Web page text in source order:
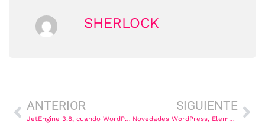
SHERLOCK
ANTERIOR
JetEngine 3.8, cuando WordPress empieza a pensar contigo
SIGUIENTE
Novedades WordPress, Elementor e Inteligencia Artificial 2026